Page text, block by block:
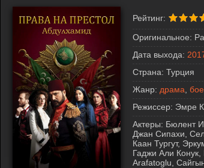
Рейтинг:
Оригинальное:
Дата выхода:
Страна: Турция
Жанр: драма
Режиссер: Эмре
Актеры: Бюлент
Джан Сипахи,
Каан Тургут,
Гаджи Али
Arafatoglu,